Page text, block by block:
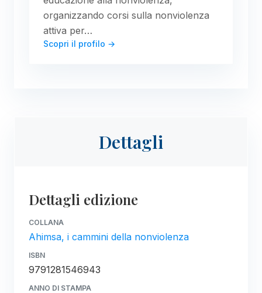
organizzando corsi sulla nonviolenza
attiva per…
Scopri il profilo →
Dettagli
Dettagli edizione
COLLANA
Ahimsa, i cammini della nonviolenza
ISBN
9791281546943
ANNO DI STAMPA